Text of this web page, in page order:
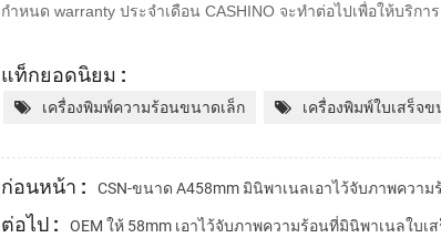
กำหนด warranty ประจำเดือน CASHINO จะทำต่อไปเพื่อให้บริกา
แท็กยอดนิยม :
เครื่องพิมพ์ความร้อนขนาดเล็ก เครื่องพิมพ์ใบเสร็จ
ก่อนหน้า : CSN-ขนาด A458mm มินิพาเนลเอาไว้จับภาพควา
ต่อไป : OEM ให้ 58mm เอาไว้จับภาพความร้อนที่มินิพาเนลใบเ